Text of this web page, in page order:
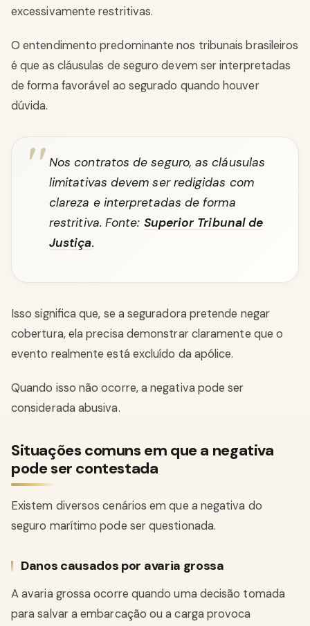
excessivamente restritivas.
O entendimento predominante nos tribunais brasileiros
é que as cláusulas de seguro devem ser interpretadas
de forma favorável ao segurado quando houver
dúvida.
Nos contratos de seguro, as cláusulas
limitativas devem ser redigidas com
clareza e interpretadas de forma
restritiva. Fonte: Superior Tribunal de
Justiça.
Isso significa que, se a seguradora pretende negar
cobertura, ela precisa demonstrar claramente que o
evento realmente está excluído da apólice.
Quando isso não ocorre, a negativa pode ser
considerada abusiva.
Situações comuns em que a negativa
pode ser contestada
Existem diversos cenários em que a negativa do
seguro marítimo pode ser questionada.
Danos causados por avaria grossa
A avaria grossa ocorre quando uma decisão tomada
para salvar a embarcação ou a carga provoca